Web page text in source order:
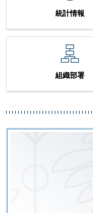
統計情報
組織部署